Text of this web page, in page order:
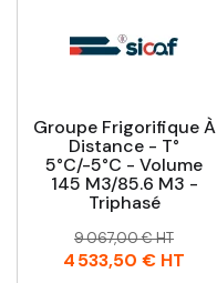
Groupe Frigorifique À
Distance - T°
5°C/-5°C - Volume
145 M3/85.6 M3 -
Triphasé
Prix
Prix
habituel
9 067,00 € HT
4 533,50 € HT